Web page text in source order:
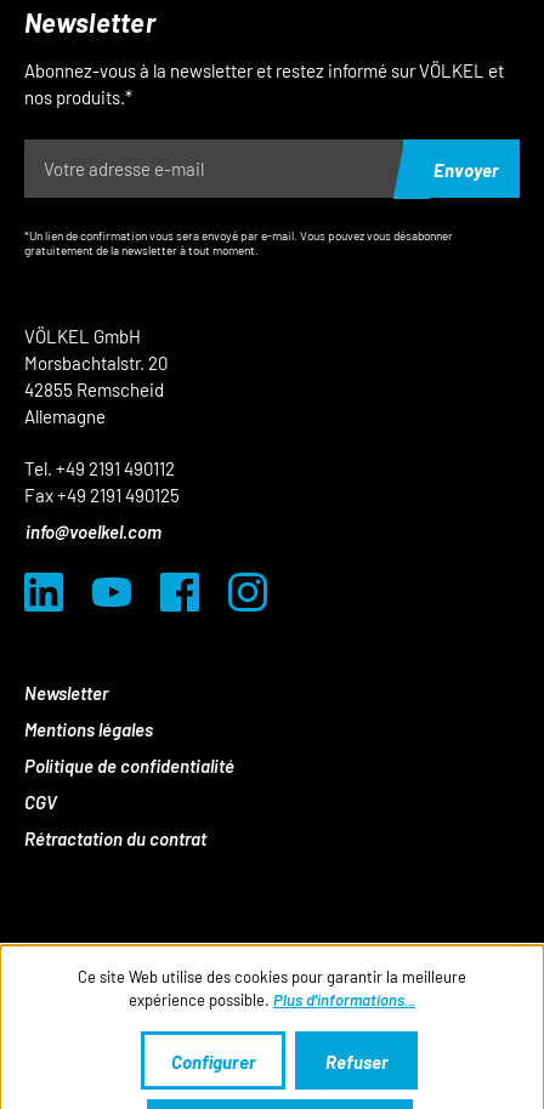
VÖLKEL GmbH
Morsbachtalstr. 20
42855 Remscheid
Allemagne
Tel. +49 2191 490112
Fax +49 2191 490125
info@voelkel.com
Newsletter
Mentions légales
Politique de confidentialité
CGV
Rétractation du contrat
Newsletter
Abonnez-vous à la newsletter et restez informé sur VÖLKEL et
nos produits.*
Envoyer
*Un lien de confirmation vous sera envoyé par e-mail. Vous pouvez vous désabonner
gratuitement de la newsletter à tout moment.
Ce site Web utilise des cookies pour garantir la meilleure
expérience possible. Plus d'informations...
Refuser
Configurer